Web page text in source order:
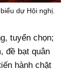
dự Hội nghị.
tuyển chọn;
đề bạt quân
hành chặt